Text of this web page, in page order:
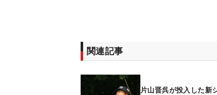
関連記事
片山晋呉が投入した新